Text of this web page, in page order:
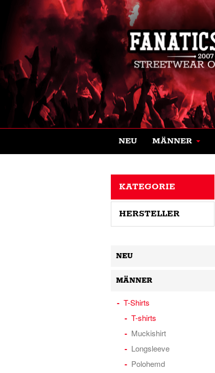
NEU MÄNNER
KATEGORIE
HERSTELLER
NEU
MÄNNER
T-Shirts
T-shirts
Muckishirt
Longsleeve
Polohemd